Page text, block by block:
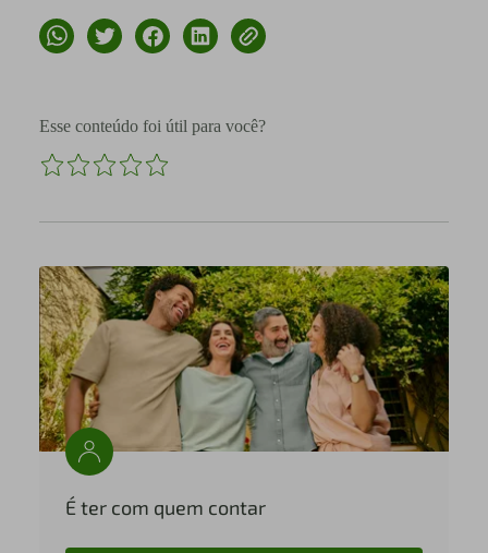
Esse conteúdo foi útil para você?
É ter com quem contar